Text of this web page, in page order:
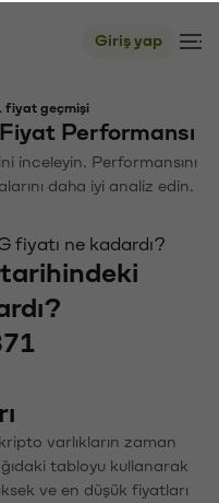
Giriş yap
fiyat geçmişi
Performansı
inceleyin. Performansını
daha iyi analiz edin.
fiyatı ne kadardı?
tarihindeki
varlıkların zaman
tabloyu kullanarak
ve en düşük fiyatları